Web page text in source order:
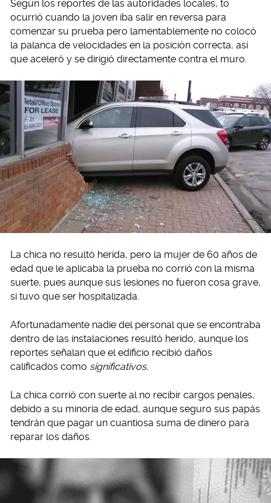
Según los reportes de las autoridades locales, to
ocurrió cuando la joven iba salir en reversa para
comenzar su prueba pero lamentablemente no colocó
la palanca de velocidades en la posición correcta, así
que aceleró y se dirigió directamente contra el muro.
La chica no resultó herida, pero la mujer de 60 años de
edad que le aplicaba la prueba no corrió con la misma
suerte, pues aunque sus lesiones no fueron cosa grave,
si tuvo que ser hospitalizada.
Afortunadamente nadie del personal que se encontraba
dentro de las instalaciones resultó herido, aunque los
reportes señalan que el edificio recibió daños
calificados como significativos.
La chica corrió con suerte al no recibir cargos penales,
debido a su minoría de edad, aunque seguro sus papás
tendrán que pagar un cuantiosa suma de dinero para
reparar los daños.